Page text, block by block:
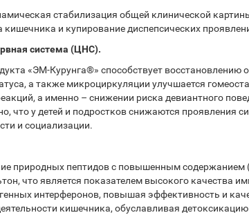
стабилизация общей клинической
и купирование диспепсических
система (ЦНС).
«ЭМ-Курунга®» способствует восстановлению
а также микроциркуляции улучшается
а именно – снижении риска девиантного
что у детей и подростков снижаются проявления
и социализации.
природных пептидов с повышенным содержанием
что является показателем высокого качества
интерферонов, повышая эффективность и
кишечника, обуславливая